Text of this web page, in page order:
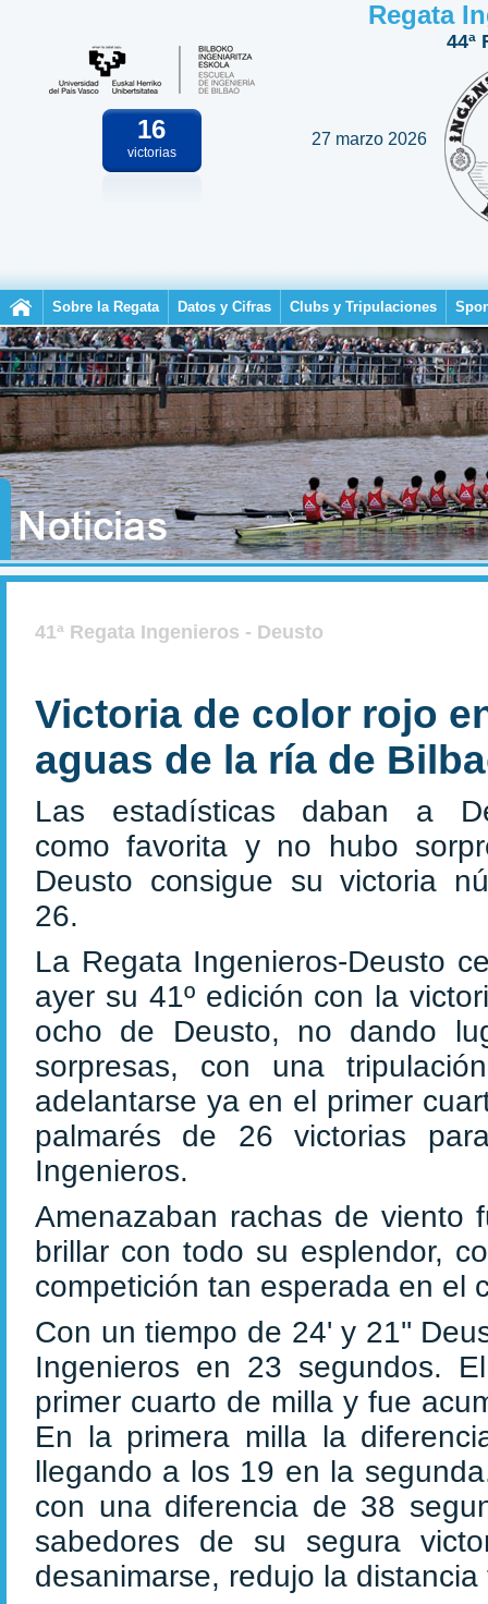
16
victorias
Regata
44ª
27 marzo 2026
Sobre la Regata Datos y Cifras Clubs y Tripulaciones
41ª Regata Ingenieros - Deusto
Victoria de color rojo
aguas de la ría de
Las estadísticas daban a
como favorita y no hubo
Deusto consigue su victoria
26.
La Regata Ingenieros-Deusto
ayer su 41º edición con la
ocho de Deusto, no dando
sorpresas, con una
adelantarse ya en el primer
palmarés de 26 victorias
Ingenieros.
Amenazaban rachas de viento
brillar con todo su esplendor,
competición tan esperada en el
Con un tiempo de 24' y 21''
Ingenieros en 23 segundos.
primer cuarto de milla y fue
En la primera milla la
llegando a los 19 en la
con una diferencia de 38
sabedores de su segura
desanimarse, redujo la